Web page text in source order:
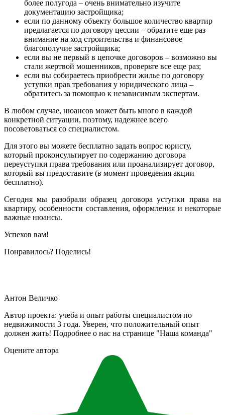
более полугода – очень внимательно изучите
документацию застройщика;
если по данному объекту большое количество квартир
предлагается по договору цессии – обратите еще раз
внимание на ход строительства и финансовое
благополучие застройщика;
если вы не первый в цепочке договоров – возможно вы
стали жертвой мошенников, проверьте все еще раз;
если вы собираетесь приобрести жилье по договору
уступки прав требования у юридического лица –
обратитесь за помощью к независимым экспертам.
В любом случае, нюансов может быть много в каждой
конкретной ситуации, поэтому, надежнее всего
посоветоваться со специалистом.
Для этого вы можете бесплатно задать вопрос юристу,
который проконсультирует по содержанию договора
переуступки права требования или проанализирует договор,
который вы предоставите (в момент проведения акции
бесплатно).
Сегодня мы разобрали образец договора уступки права на
квартиру, особенности составления, оформления и некоторые
важные нюансы.
Успехов вам!
Понравилось? Поделись!
Антон Величко
Автор проекта: учеба и опыт работы специалистом по
недвижимости 3 года. Уверен, что положительный опыт
должен жить! Подробнее о нас на странице "Наша команда"
Оцените автора